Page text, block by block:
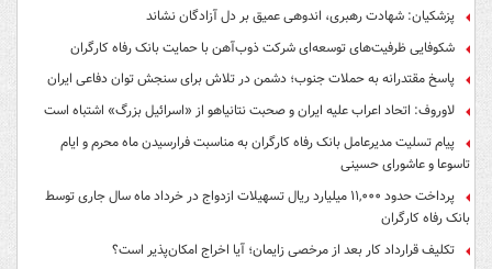
پزشکیان: شهادت رهبری، اندوهی عمیق بر دل آزادگان نشاند
شکوفایی ظرفیت‌های توسعه‌ای شرکت ذوب‌آهن با حمایت‌ بانک رفاه کارگران
پاسخ مقتدرانه به حملات جنوب؛ دشمن در تلاش برای سنجش توان دفاعی ایران
لاوروف: اتحاد اعراب علیه ایران و صحبت نتانیاهو از «اسرائیل بزرگ» اشتباه است
پیام تسلیت مدیرعامل بانک رفاه کارگران به مناسبت فرارسیدن ماه محرم و ایام
تاسوعا و عاشورای حسینی
پرداخت حدود ۱۱,۰۰۰ میلیارد ریال تسهیلات ازدواج در خرداد ماه سال جاری توسط
بانک رفاه کارگران
تکلیف قرارداد کار بعد از مرخصی زایمان؛ آیا اخراج امکان‌پذیر است؟